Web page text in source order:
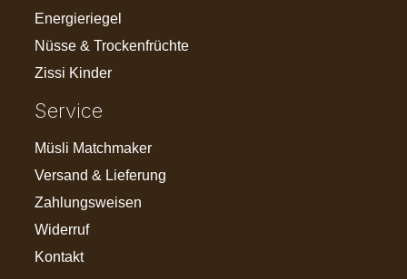
Energieriegel
Nüsse & Trockenfrüchte
Zissi Kinder
Service
Müsli Matchmaker
Versand & Lieferung
Zahlungsweisen
Widerruf
Kontakt